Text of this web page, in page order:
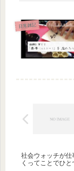
日常雑記
社会ウォッチが
くってことでひと